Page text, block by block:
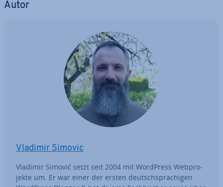
Autor
Vladimir Simovic
Vladimir Simović setzt seit 2004 mit WordPress Web­pro­
jek­te um. Er war einer der ersten deutsch­spra­chi­gen